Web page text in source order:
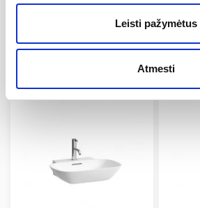
Leisti pažymėtus
Atmesti
Praustuvas dubuo VAL 550x360
Pridėti į krepšelį